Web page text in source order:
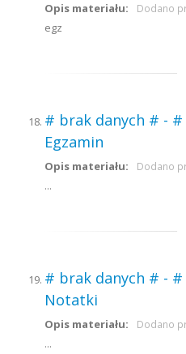
Dodano
Opis materiału:
egz
# brak danych # -
Egzamin
Dodano
Opis materiału:
...
# brak danych # -
Notatki
Dodano
Opis materiału:
...